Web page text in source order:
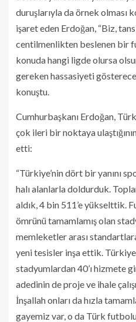
duruşlarıyla da örnek olması
işaret eden Erdoğan, “Biz,
centilmenlikten beslenen bir
konuda hangi ligde olursa
gereken hassasiyeti
konuştu.
Cumhurbaşkanı Erdoğan,
çok ileri bir noktaya
etti:
“Türkiye’nin dört bir yanını
halı alanlarla doldurduk.
aldık, 4 bin 511’e yükselttik.
ömrünü tamamlamış olan
memleketler arası
yeni tesisler inşa ettik. Türkiye
stadyumlardan 40’ı hizmete
adedinin de proje ve ihale
İnşallah onları da hızla
gayemiz var, o da Türk